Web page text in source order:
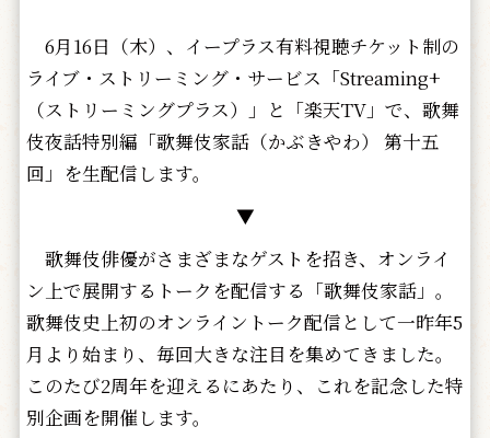
6月16日（木）、イープラス有料視聴チケット制の
ライブ・ストリーミング・サービス「Streaming+
（ストリーミングプラス）」と「楽天TV」で、歌舞
伎夜話特別編「歌舞伎家話（かぶきやわ） 第十五
回」を生配信します。
▼
歌舞伎俳優がさまざまなゲストを招き、オンライ
ン上で展開するトークを配信する「歌舞伎家話」。
歌舞伎史上初のオンライントーク配信として一昨年5
月より始まり、毎回大きな注目を集めてきました。
このたび2周年を迎えるにあたり、これを記念した特
別企画を開催します。